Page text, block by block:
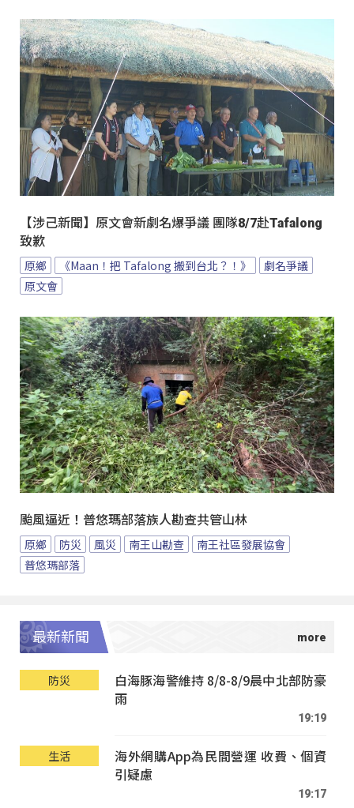
【涉己新聞】原文會新劇名爆爭議 團隊8/7赴Tafalong
致歉
原鄉 《Maan！把 Tafalong 搬到台北？！》
劇名爭議
原文會
颱風逼近！普悠瑪部落族人勘查共管山林
原鄉 防災 風災 南王山勘查
南王社區發展協會
普悠瑪部落
最新新聞
防災
白海豚海警維持 8/8-8/9晨中北部防豪
雨
19:19
生活
海外網購App為民間營運 收費、個資
引疑慮
19:17